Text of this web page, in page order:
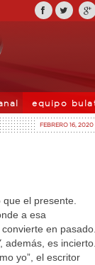
equipo
FEBRERO 16, 2020
el presente.
a esa
en
además, es
yo”, el escritor